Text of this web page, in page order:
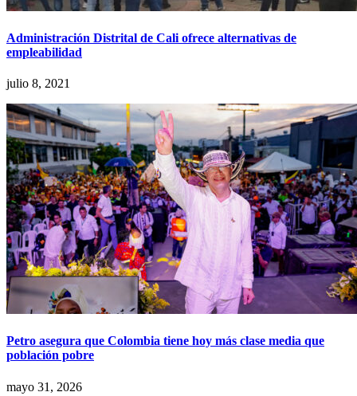
Administración Distrital de Cali ofrece alternativas de
empleabilidad
julio 8, 2021
Petro asegura que Colombia tiene hoy más clase media que
población pobre
mayo 31, 2026